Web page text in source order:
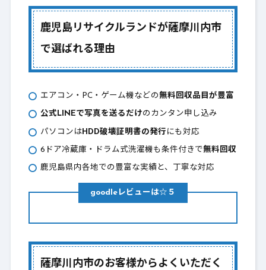
鹿児島リサイクルランドが薩摩川内市
で選ばれる理由
エアコン・PC・ゲーム機などの無料回収品目が豊富
公式LINEで写真を送るだけのカンタン申し込み
パソコンは HDD破壊証明書の発行 にも対応
6ドア冷蔵庫・ドラム式洗濯機も条件付きで無料回収
鹿児島県内各地での豊富な実績と、丁寧な対応
goodleレビューは☆５
薩摩川内市のお客様からよくいただく